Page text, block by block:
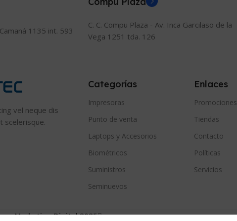
1135 int. 593
C. C. Compu Plaza - Av. Inca Garcilaso de la
Vega 1251 tda. 126
vel neque dis
scelerisque.
Categorías
Impresoras
Punto de venta
Laptops y Accesorios
Biométricos
Suministros
Seminuevos
Enlaces
Promociones
Tiendas
Contacto
Políticas
Servicios
Marketing Digital 2025